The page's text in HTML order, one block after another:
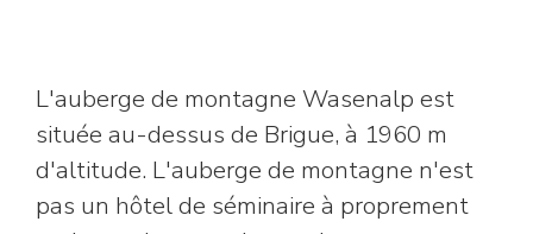
L'auberge de montagne Wasenalp est
située au-dessus de Brigue, à 1960 m
d'altitude. L'auberge de montagne n'est
pas un hôtel de séminaire à proprement